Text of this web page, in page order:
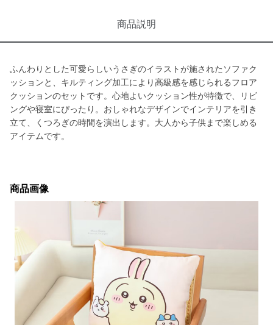
商品説明
ふんわりとした可愛らしいうさぎのイラストが施されたソファク
ッションと、キルティング加工により高級感を感じられるフロア
クッションのセットです。心地よいクッション性が特徴で、リビ
ングや寝室にぴったり。おしゃれなデザインでインテリアを引き
立て、くつろぎの時間を演出します。大人から子供まで楽しめる
アイテムです。
商品画像